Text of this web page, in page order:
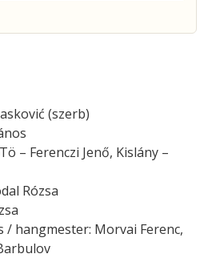
(szerb)
– Ferenczi Jenő, Kislány –
Rózsa
/ hangmester: Morvai Ferenc,